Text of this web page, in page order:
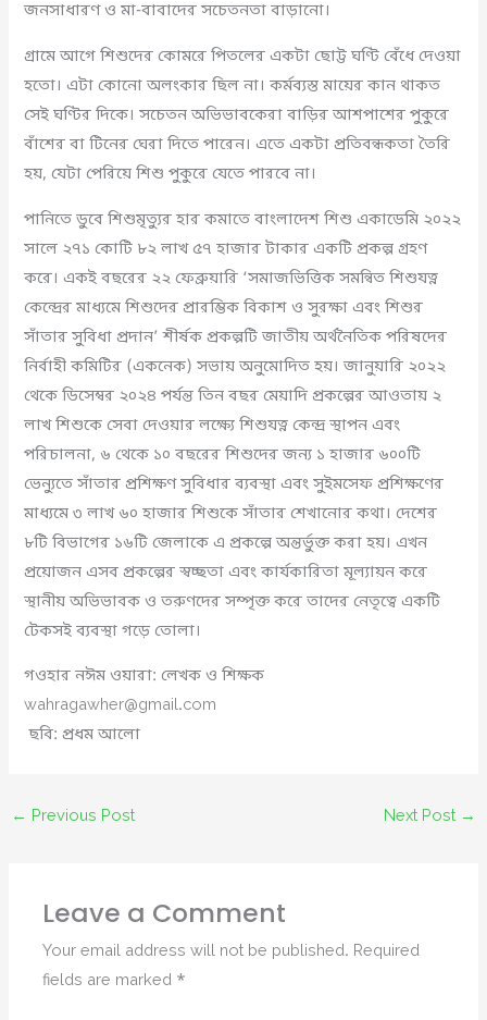
জনসাধারণ ও মা-বাবাদের সচেতনতা বাড়ানো।
গ্রামে আগে শিশুদের কোমরে পিতলের একটা ছোট্ট ঘণ্টি বেঁধে দেওয়া
হতো। এটা কোনো অলংকার ছিল না। কর্মব্যস্ত মায়ের কান থাকত
সেই ঘণ্টির দিকে। সচেতন অভিভাবকেরা বাড়ির আশপাশের পুকুরে
বাঁশের বা টিনের ঘেরা দিতে পারেন। এতে একটা প্রতিবন্ধকতা তৈরি
হয়, যেটা পেরিয়ে শিশু পুকুরে যেতে পারবে না।
পানিতে ডুবে শিশুমৃত্যুর হার কমাতে বাংলাদেশ শিশু একাডেমি ২০২২
সালে ২৭১ কোটি ৮২ লাখ ৫৭ হাজার টাকার একটি প্রকল্প গ্রহণ
করে। একই বছরের ২২ ফেব্রুয়ারি ‘সমাজভিত্তিক সমন্বিত শিশুযত্ন
কেন্দ্রের মাধ্যমে শিশুদের প্রারম্ভিক বিকাশ ও সুরক্ষা এবং শিশুর
সাঁতার সুবিধা প্রদান’ শীর্ষক প্রকল্পটি জাতীয় অর্থনৈতিক পরিষদের
নির্বাহী কমিটির (একনেক) সভায় অনুমোদিত হয়। জানুয়ারি ২০২২
থেকে ডিসেম্বর ২০২৪ পর্যন্ত তিন বছর মেয়াদি প্রকল্পের আওতায় ২
লাখ শিশুকে সেবা দেওয়ার লক্ষ্যে শিশুযত্ন কেন্দ্র স্থাপন এবং
পরিচালনা, ৬ থেকে ১০ বছরের শিশুদের জন্য ১ হাজার ৬০০টি
ভেন্যুতে সাঁতার প্রশিক্ষণ সুবিধার ব্যবস্থা এবং সুইমসেফ প্রশিক্ষণের
মাধ্যমে ৩ লাখ ৬০ হাজার শিশুকে সাঁতার শেখানোর কথা। দেশের
৮টি বিভাগের ১৬টি জেলাকে এ প্রকল্পে অন্তর্ভুক্ত করা হয়। এখন
প্রয়োজন এসব প্রকল্পের স্বচ্ছতা এবং কার্যকারিতা মূল্যায়ন করে
স্থানীয় অভিভাবক ও তরুণদের সম্পৃক্ত করে তাদের নেতৃত্বে একটি
টেকসই ব্যবস্থা গড়ে তোলা।
গওহার নঈম ওয়ারা: লেখক ও শিক্ষক
wahragawher@gmail.com
ছবি: প্রধম আলো
← Previous Post Next Post →
Leave a Comment
Your email address will not be published. Required
fields are marked *